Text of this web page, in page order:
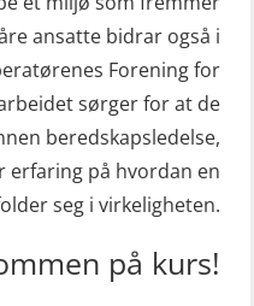
og
plattformsjefer
repetisjon
Livbåtfører
t – konvensjonell
Mann-Over-Bord
t m/mørkekjøring
for
fartstid 66 t
ansatte bidrar også i
Forening for
sørger for at de
beredskapsledelse,
på hvordan en
seg i virkeligheten.
på kurs!